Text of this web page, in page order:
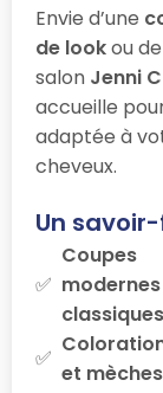
Envie d’une
de lookou de
salon Jenni
accueille
adaptée à
cheveux.
Un
Coupes
classiques
et mèches